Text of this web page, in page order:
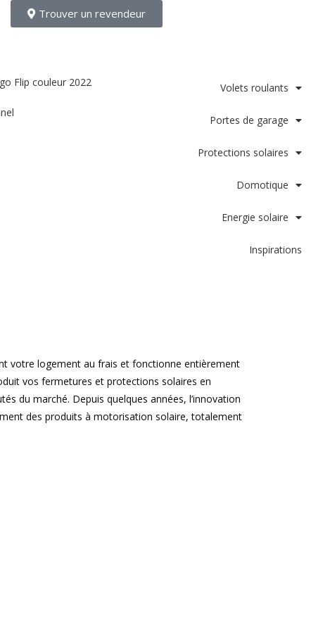
Trouver un revendeur
Volets roulants
Portes de garage
Protections solaires
Domotique
Energie solaire
Inspirations
votre logement au frais et fonctionne entièrement
vos fermetures et protections solaires en
du marché. Depuis quelques années, l’innovation
des produits à motorisation solaire, totalement